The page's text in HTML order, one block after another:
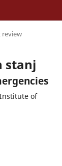
review
stanj
of